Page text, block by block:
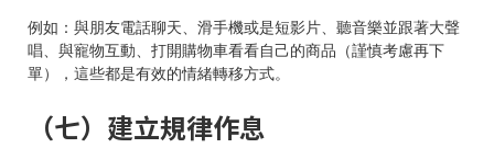
例如：與朋友電話聊天、滑手機或是短影片、聽音樂並跟著大聲
唱、與寵物互動、打開購物車看看自己的商品（謹慎考慮再下
單），這些都是有效的情緒轉移方式。
（七）建立規律作息